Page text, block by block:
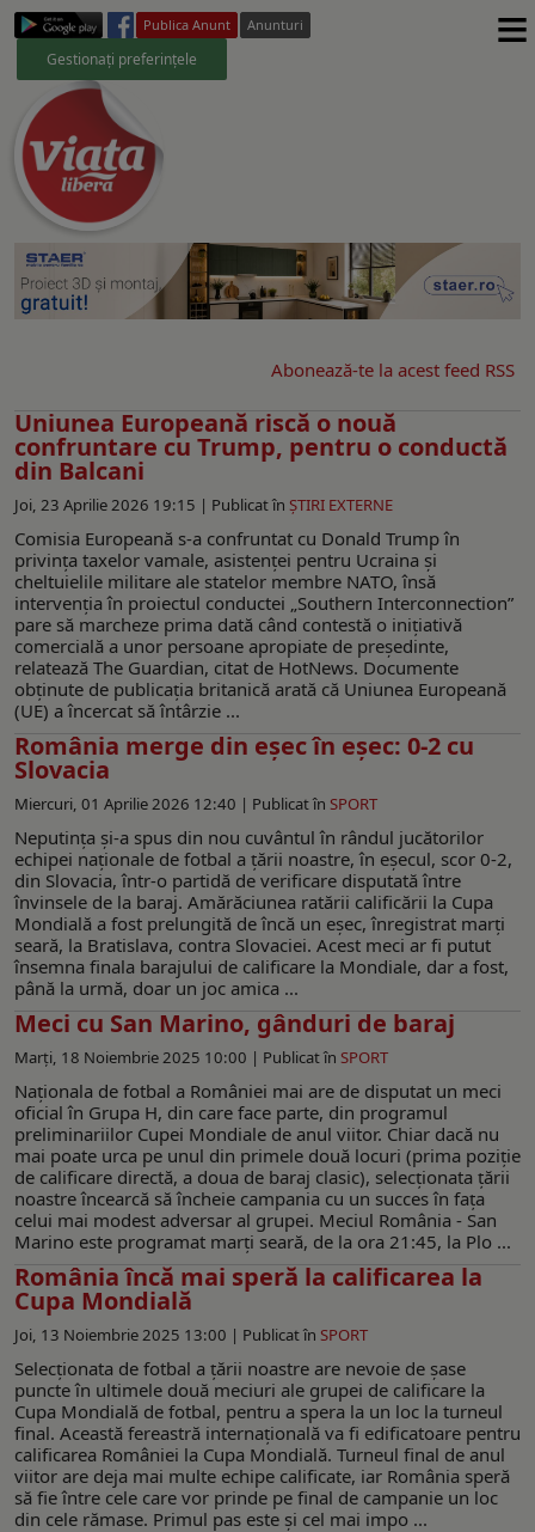
Publica Anunt Anunturi
Gestionați preferințele ≡
Abonează-te la acest feed RSS
Uniunea Europeană riscă o nouă
confruntare cu Trump, pentru o conductă
din Balcani
Joi, 23 Aprilie 2026 19:15 | Publicat în ŞTIRI EXTERNE
Comisia Europeană s-a confruntat cu Donald Trump în
privința taxelor vamale, asistenței pentru Ucraina și
cheltuielile militare ale statelor membre NATO, însă
intervenția în proiectul conductei „Southern Interconnection”
pare să marcheze prima dată când contestă o inițiativă
comercială a unor persoane apropiate de președinte,
relatează The Guardian, citat de HotNews. Documente
obținute de publicația britanică arată că Uniunea Europeană
(UE) a încercat să întârzie ...
România merge din eșec în eșec: 0-2 cu
Slovacia
Miercuri, 01 Aprilie 2026 12:40 | Publicat în SPORT
Neputința și-a spus din nou cuvântul în rândul jucătorilor
echipei naționale de fotbal a țării noastre, în eșecul, scor 0-2,
din Slovacia, într-o partidă de verificare disputată între
învinsele de la baraj. Amărăciunea ratării calificării la Cupa
Mondială a fost prelungită de încă un eșec, înregistrat marți
seară, la Bratislava, contra Slovaciei. Acest meci ar fi putut
însemna finala barajului de calificare la Mondiale, dar a fost,
până la urmă, doar un joc amica ...
Meci cu San Marino, gânduri de baraj
Marți, 18 Noiembrie 2025 10:00 | Publicat în SPORT
Naționala de fotbal a României mai are de disputat un meci
oficial în Grupa H, din care face parte, din programul
preliminariilor Cupei Mondiale de anul viitor. Chiar dacă nu
mai poate urca pe unul din primele două locuri (prima poziție
de calificare directă, a doua de baraj clasic), selecționata țării
noastre încearcă să încheie campania cu un succes în fața
celui mai modest adversar al grupei. Meciul România - San
Marino este programat marți seară, de la ora 21:45, la Plo ...
România încă mai speră la calificarea la
Cupa Mondială
Joi, 13 Noiembrie 2025 13:00 | Publicat în SPORT
Selecționata de fotbal a țării noastre are nevoie de șase
puncte în ultimele două meciuri ale grupei de calificare la
Cupa Mondială de fotbal, pentru a spera la un loc la turneul
final. Această fereastră internațională va fi edificatoare pentru
calificarea României la Cupa Mondială. Turneul final de anul
viitor are deja mai multe echipe calificate, iar România speră
să fie între cele care vor prinde pe final de campanie un loc
din cele rămase. Primul pas este și cel mai impo ...